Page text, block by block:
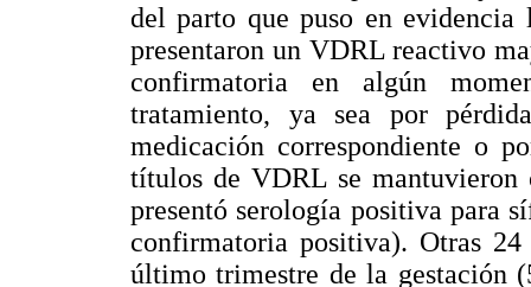
del parto que puso en
presentaron un VDRL reactivo
confirmatoria en algún
tratamiento, ya sea por
medicación correspondiente o
títulos de VDRL se mantuvieron
presentó serología positiva para
confirmatoria positiva). Otras
último trimestre de la gestación